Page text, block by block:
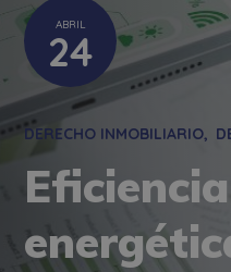
ABRIL
24
DERECHO INMOBILIARIO
Eficiencia